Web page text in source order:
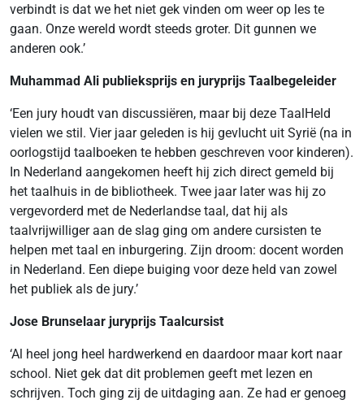
verbindt is dat we het niet gek vinden om weer op les te
gaan. Onze wereld wordt steeds groter. Dit gunnen we
anderen ook.’
Muhammad Ali publieksprijs en juryprijs Taalbegeleider
‘Een jury houdt van discussiëren, maar bij deze TaalHeld
vielen we stil. Vier jaar geleden is hij gevlucht uit Syrië (na in
oorlogstijd taalboeken te hebben geschreven voor kinderen).
In Nederland aangekomen heeft hij zich direct gemeld bij
het taalhuis in de bibliotheek. Twee jaar later was hij zo
vergevorderd met de Nederlandse taal, dat hij als
taalvrijwilliger aan de slag ging om andere cursisten te
helpen met taal en inburgering. Zijn droom: docent worden
in Nederland. Een diepe buiging voor deze held van zowel
het publiek als de jury.’
Jose Brunselaar juryprijs Taalcursist
‘Al heel jong heel hardwerkend en daardoor maar kort naar
school. Niet gek dat dit problemen geeft met lezen en
schrijven. Toch ging zij de uitdaging aan. Ze had er genoeg